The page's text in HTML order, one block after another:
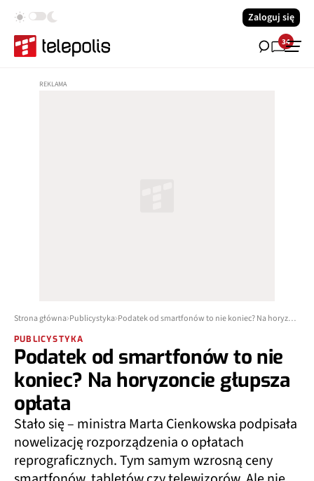
Zaloguj się
34
Strona główna Publicystyka Podatek od smartfonów to nie koniec? Na horyzoncie głupsza opłata
PUBLICYSTYKA
Podatek od smartfonów to nie
koniec? Na horyzoncie głupsza
opłata
Stało się – ministra Marta Cienkowska podpisała
nowelizację rozporządzenia o opłatach
reprograficznych. Tym samym wzrosną ceny